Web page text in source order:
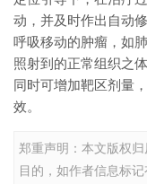
动，并及时作出自动
呼吸移动的肿瘤，如
照射到的正常组织之
同时可增加靶区剂量
效。
郑重声明：本文版权
目的，如作者信息标